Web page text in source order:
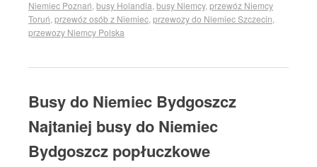
Niemiec Poznań busy Holandia busy Niemcy, przewóz Niemcy
Toruń przewóz osób z Niemiec przewozy do Niemiec Szczecin
przewozy Niemcy Polska
Busy do Niemiec Bydgoszcz
Najtaniej busy do Niemiec
Bydgoszcz popłuczkowe